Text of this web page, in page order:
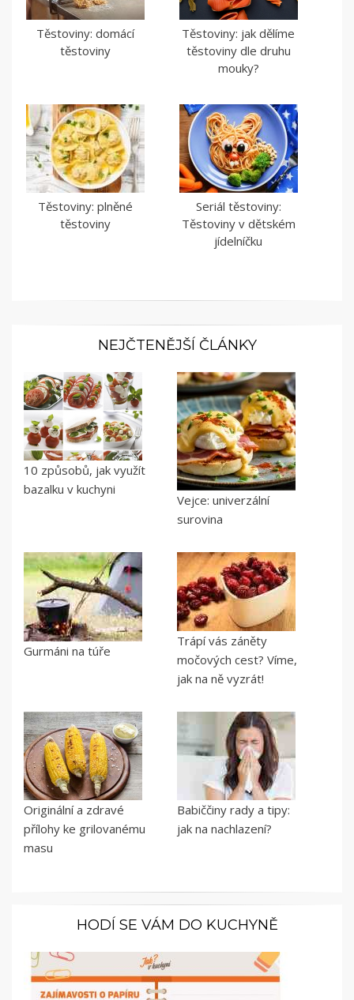
Těstoviny: domácí
těstoviny
Těstoviny: jak dělíme
těstoviny dle druhu
mouky?
Těstoviny: plněné
těstoviny
Seriál těstoviny:
Těstoviny v dětském
jídelníčku
NEJČTENĚJŠÍ ČLÁNKY
10 způsobů, jak využít
bazalku v kuchyni
Vejce: univerzální
surovina
Gurmáni na túře
Trápí vás záněty
močových cest? Víme,
jak na ně vyzrát!
Originální a zdravé
přílohy ke grilovanému
masu
Babiččiny rady a tipy:
jak na nachlazení?
HODÍ SE VÁM DO KUCHYNĚ